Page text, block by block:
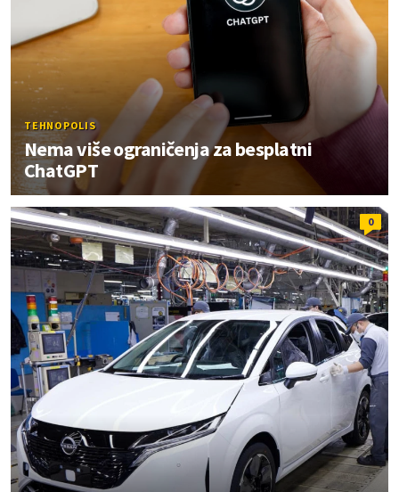
TEHNOPOLIS
Nema više ograničenja za besplatni
ChatGPT
0